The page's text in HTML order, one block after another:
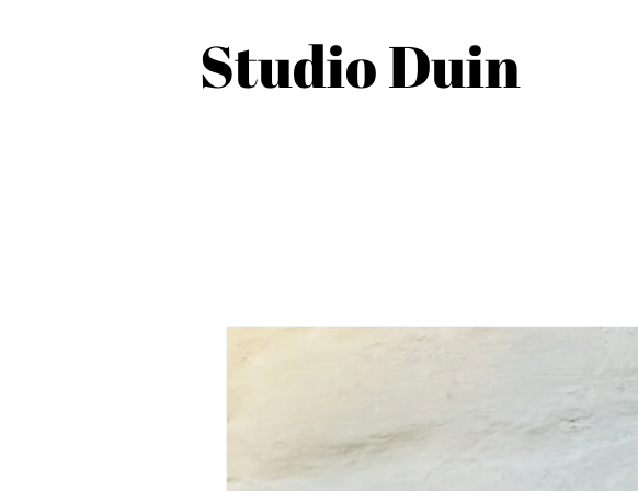
Studio Duin